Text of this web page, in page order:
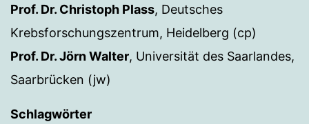
Prof. Dr. Christoph Plass, Deutsches
Krebsforschungszentrum, Heidelberg (cp)
Prof. Dr. Jörn Walter, Universität des Saarlandes,
Saarbrücken (jw)
Schlagwörter